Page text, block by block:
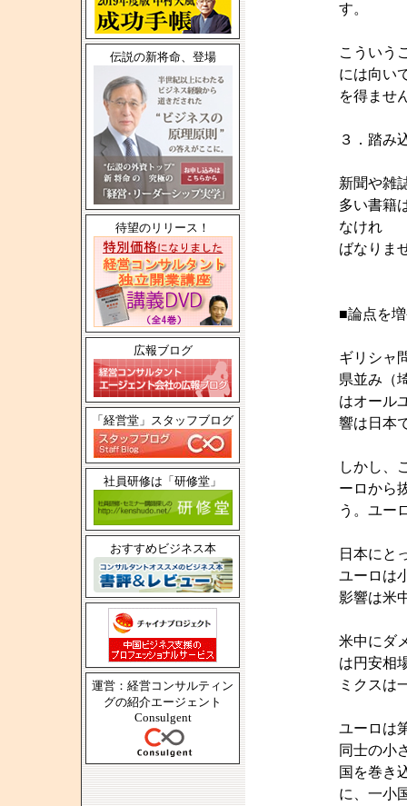
伝説の新将命、登場
待望のリリース！
広報ブログ
「経営堂」スタッフブログ
社員研修は「研修堂」
おすすめビジネス本
運営：経営コンサルティン
グの紹介エージェント
Consulgent
す。
こういう
には向い
を得ませ
３．踏み
新聞や雑
多い書籍
なけれ
ばなりま
■論点を
ギリシャ
県並み（
はオール
響は日本
しかし、
ーロから
う。ユー
日本にと
ユーロは
影響は米
米中にダ
は円安相
ミクスは
ユーロは
同士の小
国を巻き
に、一小